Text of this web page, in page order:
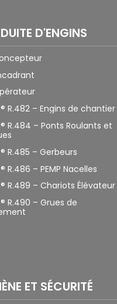
D'ENGINS
R.482 – Engins de chantier
R.484 – Ponts Roulants et
R.485 – Gerbeurs
R.486 – PEMP Nacelles
R.489 – Chariots Élévateur
R.490 – Grues de
ET SÉCURITÉ